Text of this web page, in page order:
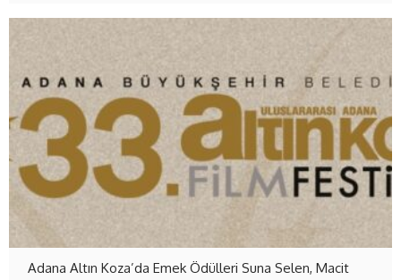
Adana Altın Koza’da Emek Ödülleri Suna Selen, Macit